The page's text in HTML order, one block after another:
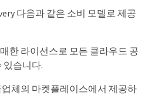
다음과 같은 소비 모델로 제공
한 라이선스로 모든 클라우드 공
있습니다.
체의 마켓플레이스에서 제공하